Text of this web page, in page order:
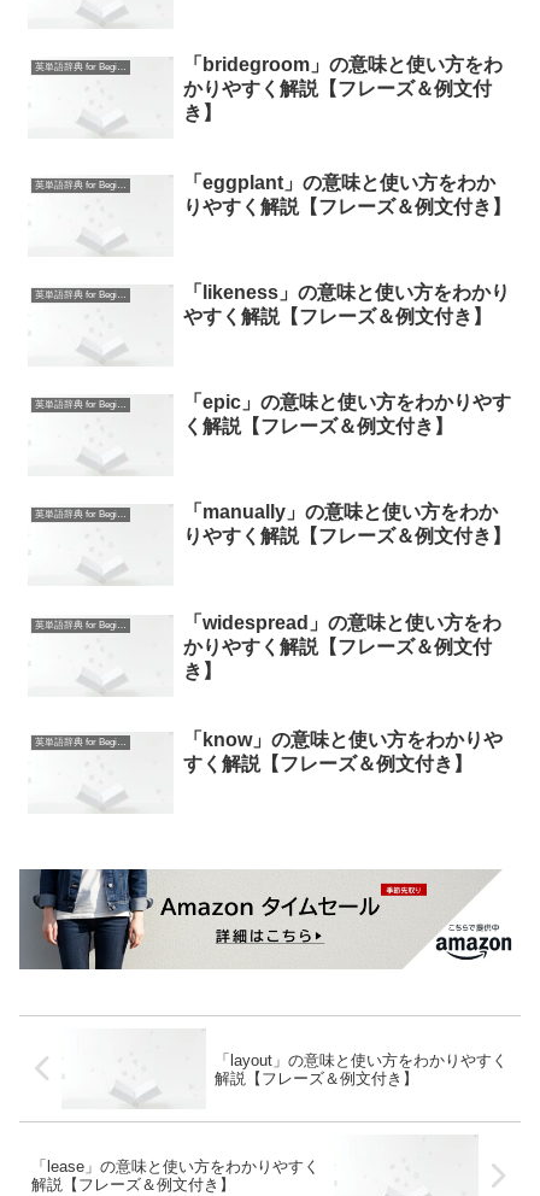
英単語辞典 for Beginners
「bridegroom」の意味と使い方をわ
かりやすく解説【フレーズ＆例文付
き】
英単語辞典 for Beginners
「eggplant」の意味と使い方をわか
りやすく解説【フレーズ＆例文付き】
英単語辞典 for Beginners
「likeness」の意味と使い方をわかり
やすく解説【フレーズ＆例文付き】
英単語辞典 for Beginners
「epic」の意味と使い方をわかりやす
く解説【フレーズ＆例文付き】
英単語辞典 for Beginners
「manually」の意味と使い方をわか
りやすく解説【フレーズ＆例文付き】
英単語辞典 for Beginners
「widespread」の意味と使い方をわ
かりやすく解説【フレーズ＆例文付
き】
英単語辞典 for Beginners
「know」の意味と使い方をわかりや
すく解説【フレーズ＆例文付き】
「layout」の意味と使い方をわかりやすく
解説【フレーズ＆例文付き】
「lease」の意味と使い方をわかりやすく
解説【フレーズ＆例文付き】